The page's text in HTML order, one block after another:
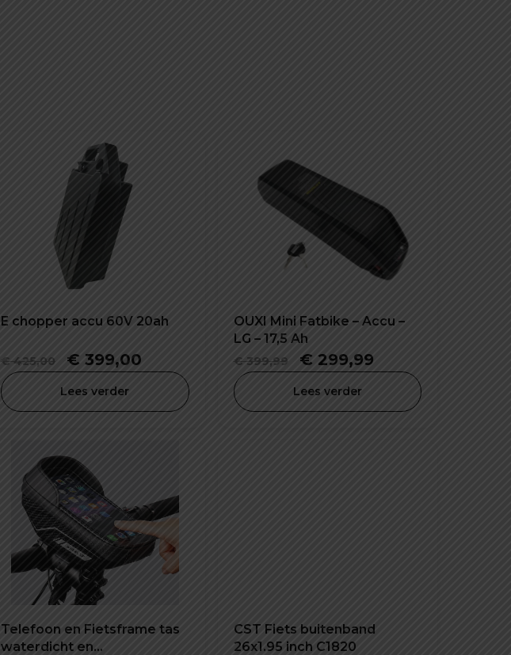
E chopper accu 60V 20ah
€425,00
Oorspronkelijke
€ 399,00
Lees verder
OUXI Mini Fatbike – Accu –
LG – 17,5 Ah
€399,99
Oorspronkelijke
€299,99Huidige
Lees verder
Telefoon en Fietsframe tas
waterdicht en
CST Fiets buitenband
26x1.95 inch C1820